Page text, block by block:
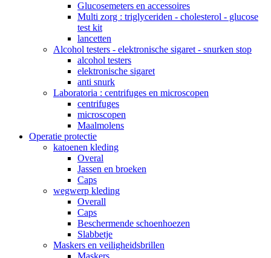
Glucosemeters en accessoires
Multi zorg : triglyceriden - cholesterol - glucose
test kit
lancetten
Alcohol testers - elektronische sigaret - snurken stop
alcohol testers
elektronische sigaret
anti snurk
Laboratoria : centrifuges en microscopen
centrifuges
microscopen
Maalmolens
Operatie protectie
katoenen kleding
Overal
Jassen en broeken
Caps
wegwerp kleding
Overall
Caps
Beschermende schoenhoezen
Slabbetje
Maskers en veiligheidsbrillen
Maskers